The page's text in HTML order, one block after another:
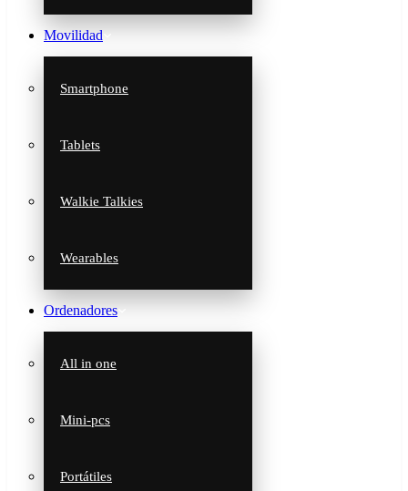
Movilidad
Smartphone
Tablets
Walkie Talkies
Wearables
Ordenadores
All in one
Mini-pcs
Portátiles